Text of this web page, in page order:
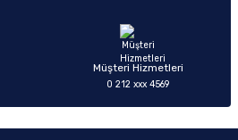
Müşteri Hizmetleri
0 212 xxx 4569